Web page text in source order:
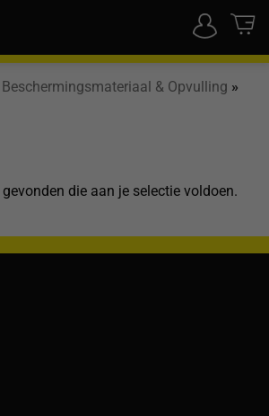
Beschermingsmateriaal & Opvulling »
die aan je selectie voldoen.